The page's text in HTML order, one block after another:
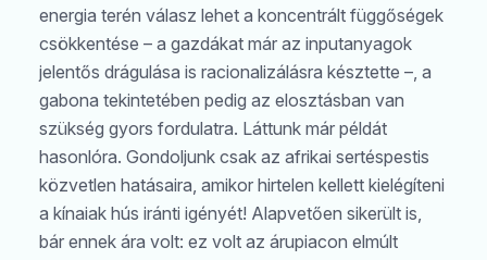
energia terén válasz lehet a koncentrált függőségek
csökkentése – a gazdákat már az inputanyagok
jelentős drágulása is racionalizálásra késztette –, a
gabona tekintetében pedig az elosztásban van
szükség gyors fordulatra. Láttunk már példát
hasonlóra. Gondoljunk csak az afrikai sertéspestis
közvetlen hatásaira, amikor hirtelen kellett kielégíteni
a kínaiak hús iránti igényét! Alapvetően sikerült is,
bár ennek ára volt: ez volt az árupiacon elmúlt